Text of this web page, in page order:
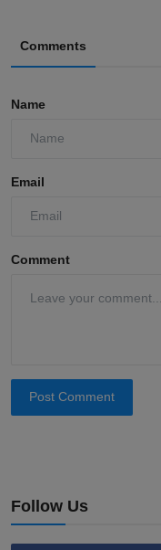
Comments
Name
Email
Comment
Post Comment
Follow Us